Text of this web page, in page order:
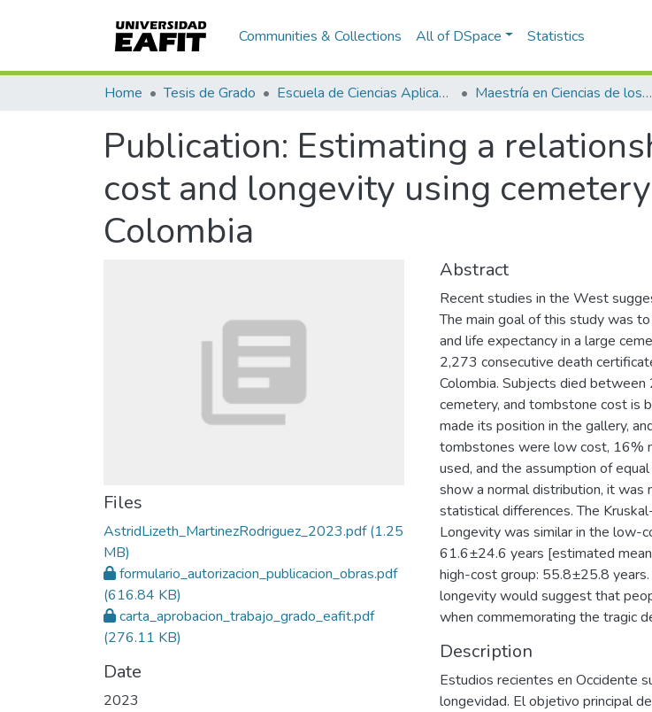
Communities & Collections All of DSpace Statistics
Home Tesis de Grado Escuela de Ciencias Aplicadas e Ingeniería Maestría en Ciencias de los Datos y Analítica (tesis)
Publication: Estimating a
cost and longevity using
Colombia
Files
AstridLizeth_MartinezRodriguez_2023.pdf(1.25
MB)
formulario_autorizacion_publicacion_obras.pdf
(616.84 KB)
carta_aprobacion_trabajo_grado_eafit.pdf
(276.11 KB)
Date
2023
Abstract
Recent studies in the West
The main goal of this study was
and life expectancy in a large
2,273 consecutive death
Colombia. Subjects died
cemetery, and tombstone cost is
made its position in the gallery,
tombstones were low cost, 16%
used, and the assumption of
show a normal distribution, it was
statistical differences. The
Longevity was similar in the low-
61.6±24.6 years [estimated
high-cost group: 55.8±25.8
longevity would suggest that
when commemorating the tragic
Description
Estudios recientes en Occidente
longevidad. El objetivo principal